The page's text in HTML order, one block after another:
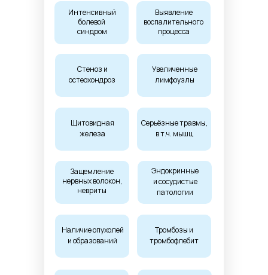
Наличие опухолей
и образований
Эндокринные
и сосудистые
патологии
Выявление
воспалительного
процесса
Интенсивный
болевой
синдром
Тромбозы и
тромбофлебит
Серьёзные травмы,
в т.ч. мышц
Защемление
нервных волокон,
невриты
Щитовидная
железа
Стеноз и
остеохондроз
Увеличенные
лимфоузлы